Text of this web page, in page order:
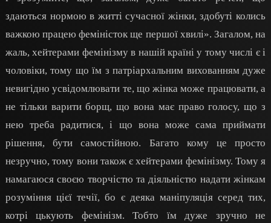
здаються нормою в житті сучасної жінки, здобуті колись
важкою працею феміністок ще першої хвилі». Загалом, на
жаль, хейтерами фемінізму в нашій країні у тому числі є і
чоловіки, тому що їм з патріархальним вихованням дуже
невигідно усвідомлювати те, що жінка може працювати, а
не тільки варити борщ, що вона має право голосу, що з
нею треба радитися, і що вона може сама приймати
рішення, бути самостійною. Багато кому це просто
незручно, тому вони також є хейтерами фемінізму. Тому я
намагаюся своєю творчістю та діяльністю надати жінкам
розуміння цієї течії, бо є деяка маніпуляція серед тих,
котрі цькують фемінізм. Тобто їм дуже зручно не